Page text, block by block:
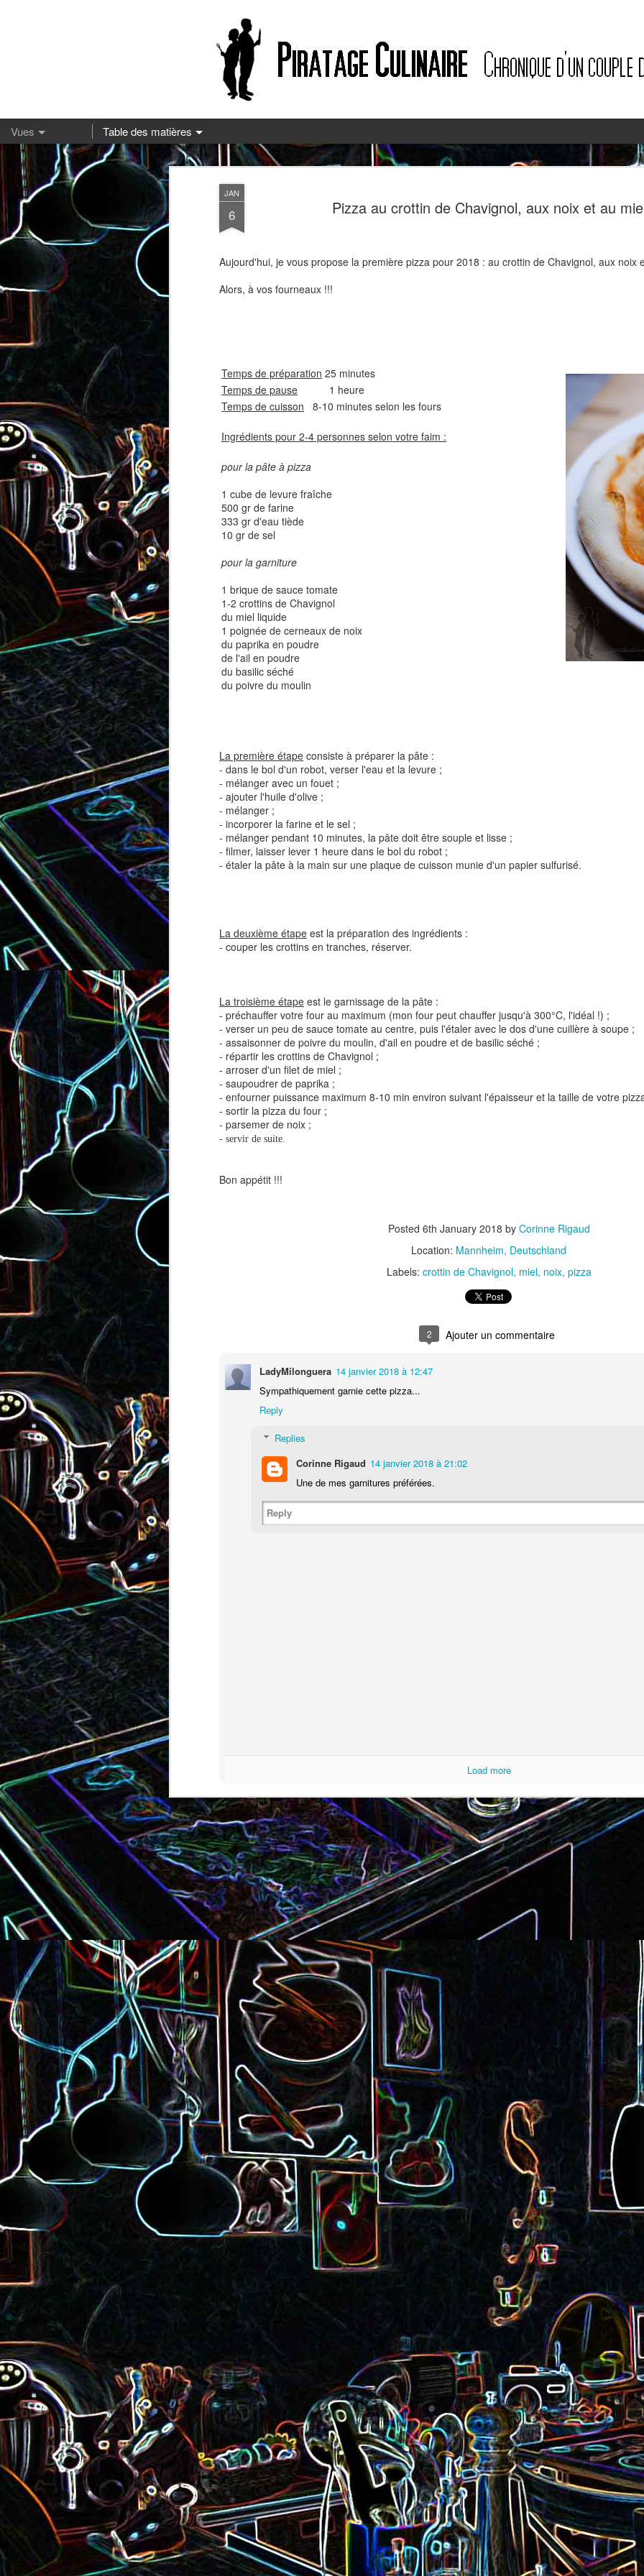
JAN
6 Pizza au crottin de Chavignol, aux noix et au
Aujourd'hui, je vous propose la première pizza pour 2018 : au crottin de Chavignol, aux noix
Alors, à vos fourneaux !!!
Temps de préparation 25 minutes
Temps de pause 1 heure
Temps de cuisson 8-10 minutes selon les fours
Ingrédients pour 2-4 personnes selon votre faim :
pour la pâte à pizza
1 cube de levure fraîche
500 gr de farine
333 gr d'eau tiède
10 gr de sel
pour la garniture
1 brique de sauce tomate
1-2 crottins de Chavignol
du miel liquide
1 poignée de cerneaux de noix
du paprika en poudre
de l'ail en poudre
du basilic séché
du poivre du moulin
La première étape consiste à préparer la pâte :
- dans le bol d'un robot, verser l'eau et la levure ;
- mélanger avec un fouet ;
- ajouter l'huile d'olive ;
- mélanger ;
- incorporer la farine et le sel ;
- mélanger pendant 10 minutes, la pâte doit être souple et lisse ;
- filmer, laisser lever 1 heure dans le bol du robot ;
- étaler la pâte à la main sur une plaque de cuisson munie d'un papier sulfurisé.
La deuxième étape est la préparation des ingrédients :
- couper les crottins en tranches, réserver.
La troisième étape est le garnissage de la pâte :
- préchauffer votre four au maximum (mon four peut chauffer jusqu'à 300°C, l'idéal !) ;
- verser un peu de sauce tomate au centre, puis l'étaler avec le dos d'une cuillère à soupe ;
- assaisonner de poivre du moulin, d'ail en poudre et de basilic séché ;
- répartir les crottins de Chavignol ;
- arroser d'un filet de miel ;
- saupoudrer de paprika ;
- enfourner puissance maximum 8-10 min environ suivant l'épaisseur et la taille de votre
- sortir la pizza du four ;
- parsemer de noix ;
- servir de suite.
Bon appétit !!!
Posted 6th January 2018 by Corinne Rigaud
Location: Mannheim, Deutschland
Labels: crottin de Chavignol miel noix pizza
2
LadyMilonguera 14 janvier 2018 à 12:47
Sympathiquement garnie cette pizza...
Reply
Replies
Corinne Rigaud 14 janvier 2018 à 21:02
Une de mes garnitures préférées.
Reply
Load more
Pizza à la mozzarella et à la
13
2
Cake à la rhubarbe Salade d'avocat, au
concombre et au crabe
Cake au chèvre et
serrano
Tatin de tomates cerises à la
tapenade
2
Brownie au chocolat recouvert
de marshmallows fondus
4
Salade de lentilles au céleri
branche et à la carotte
Salade de radis, à l’orange et
à la coriandre
2
Bolognaise de lentilles et de Gnocchi sauté au
et à la
Pizza au camembert, au sirop
d'érable et aux noix Moelleux au chocolat au lait
Salade de vermicelles de riz,
aux crevettes et au
pamplemousse Minis brownies aux Oreo®
Pizza au jambon Serrano et
aux câpres d'avoine
Curry de brocoli et de carottes
Croque-monsieur à la viande
des grisons, au Comté et aux
noix
Croque-madame aux
épinards et au gingembre Smoothie à l'orange et à la
mangue
Curry de pois
Tarte amandine
Pizza à la choucroute, aux
lardons et au cumin Crème de poivron aux noix Cake au saucisson
Baguette à la raclette, à la
roquette et aux graines de
courge Smoothie aux kiwis et à la
mangue
Gâteau au chocolat et au Pizza aux rillettes
Tarte à la pralinoise et aux
noisettes
Colombo de crevettes au lait
de coco Tarte aux pommes, au miel et
aux amandes
Choux de
chorizo et à la
2